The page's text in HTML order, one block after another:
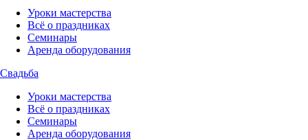
Уроки мастерства
Всё о праздниках
Семинары
Аренда оборудования
Свадьба
Уроки мастерства
Всё о праздниках
Семинары
Аренда оборудования